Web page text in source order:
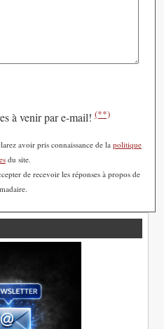
à venir par e-mail! (**)
avoir pris connaissance de la politique
du site.
de recevoir les réponses à propos de